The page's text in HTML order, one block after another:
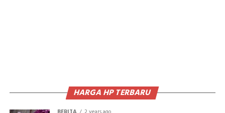
HARGA HP TERBARU